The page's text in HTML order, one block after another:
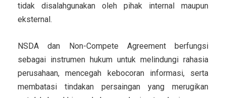
tidak disalahgunakan oleh pihak internal maupun
eksternal.
NSDA dan Non-Compete Agreement berfungsi
sebagai instrumen hukum untuk melindungi rahasia
perusahaan, mencegah kebocoran informasi, serta
membatasi tindakan persaingan yang merugikan